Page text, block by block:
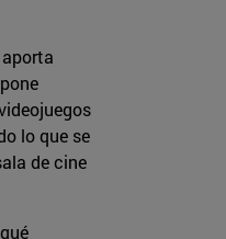
lo que se
de cine